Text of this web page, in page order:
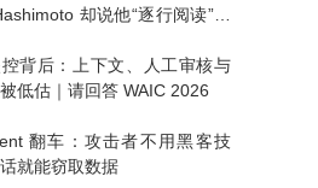
却说他“逐行阅读”，
背后：上下文、人工审核与
低估｜请回答 WAIC 2026
翻车：攻击者不用黑客技
就能窃取数据